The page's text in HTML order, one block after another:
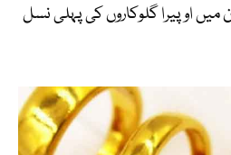
میں اوپیرا گلوکاروں کی پہلی نسل